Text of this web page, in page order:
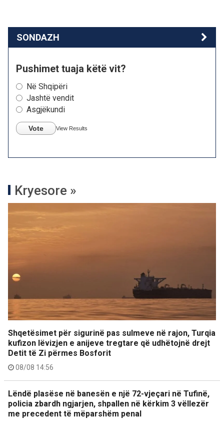
SONDAZH
Pushimet tuaja këtë vit?
Në Shqipëri
Jashtë vendit
Asgjëkundi
Vote View Results
Kryesore »
Shqetësimet për sigurinë pas sulmeve në rajon, Turqia
kufizon lëvizjen e anijeve tregtare që udhëtojnë drejt
Detit të Zi përmes Bosforit
08/08 14:56
Lëndë plasëse në banesën e një 72-vjeçari në Tufinë,
policia zbardh ngjarjen, shpallen në kërkim 3 vëllezër
me precedent të mëparshëm penal